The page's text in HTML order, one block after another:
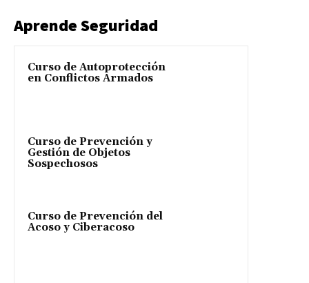
Aprende Seguridad
Curso de Autoprotección
en Conflictos Armados
Curso de Prevención y
Gestión de Objetos
Sospechosos
Curso de Prevención del
Acoso y Ciberacoso